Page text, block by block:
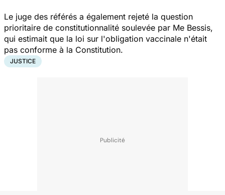
Le juge des référés a également rejeté la question
prioritaire de constitutionnalité soulevée par Me Bessis,
qui estimait que la loi sur l'obligation vaccinale n'était
pas conforme à la Constitution.
JUSTICE